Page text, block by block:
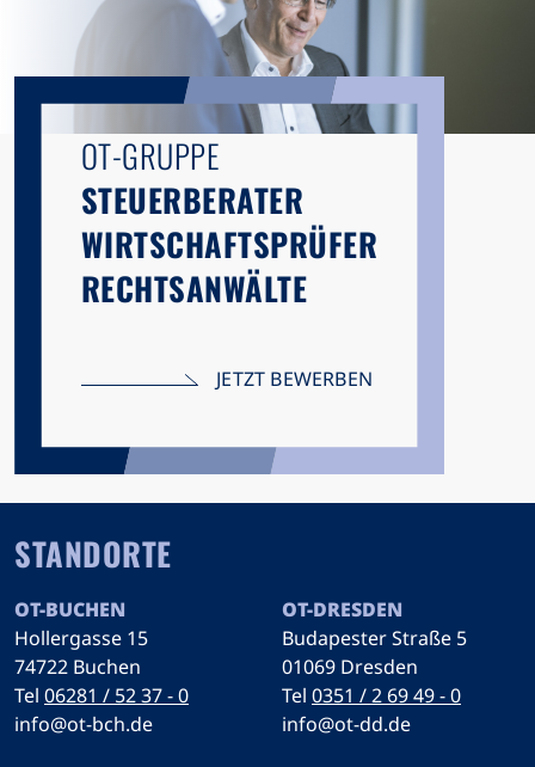
OT-GRUPPE
STEUERBERATER
WIRTSCHAFTSPRÜFER
RECHTSANWÄLTE
JETZT BEWERBEN
STANDORTE
OT-BUCHEN
Hollergasse 15
74722 Buchen
Tel 06281 / 52 37 - 0
info@ot-bch.de
OT-DRESDEN
Budapester Straße 5
01069 Dresden
Tel 0351 / 2 69 49 - 0
info@ot-dd.de